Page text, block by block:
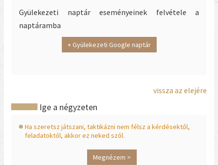
Gyülekezeti naptár eseményeinek felvétele a
naptáramba
+ Gyülekezeti Google naptár
vissza az elejére
Ige a négyzeten
Ha szeretsz játszani, taktikázni nem félsz a kérdésektől,
feladatoktól, akkor ez neked szól.
Megnézem >